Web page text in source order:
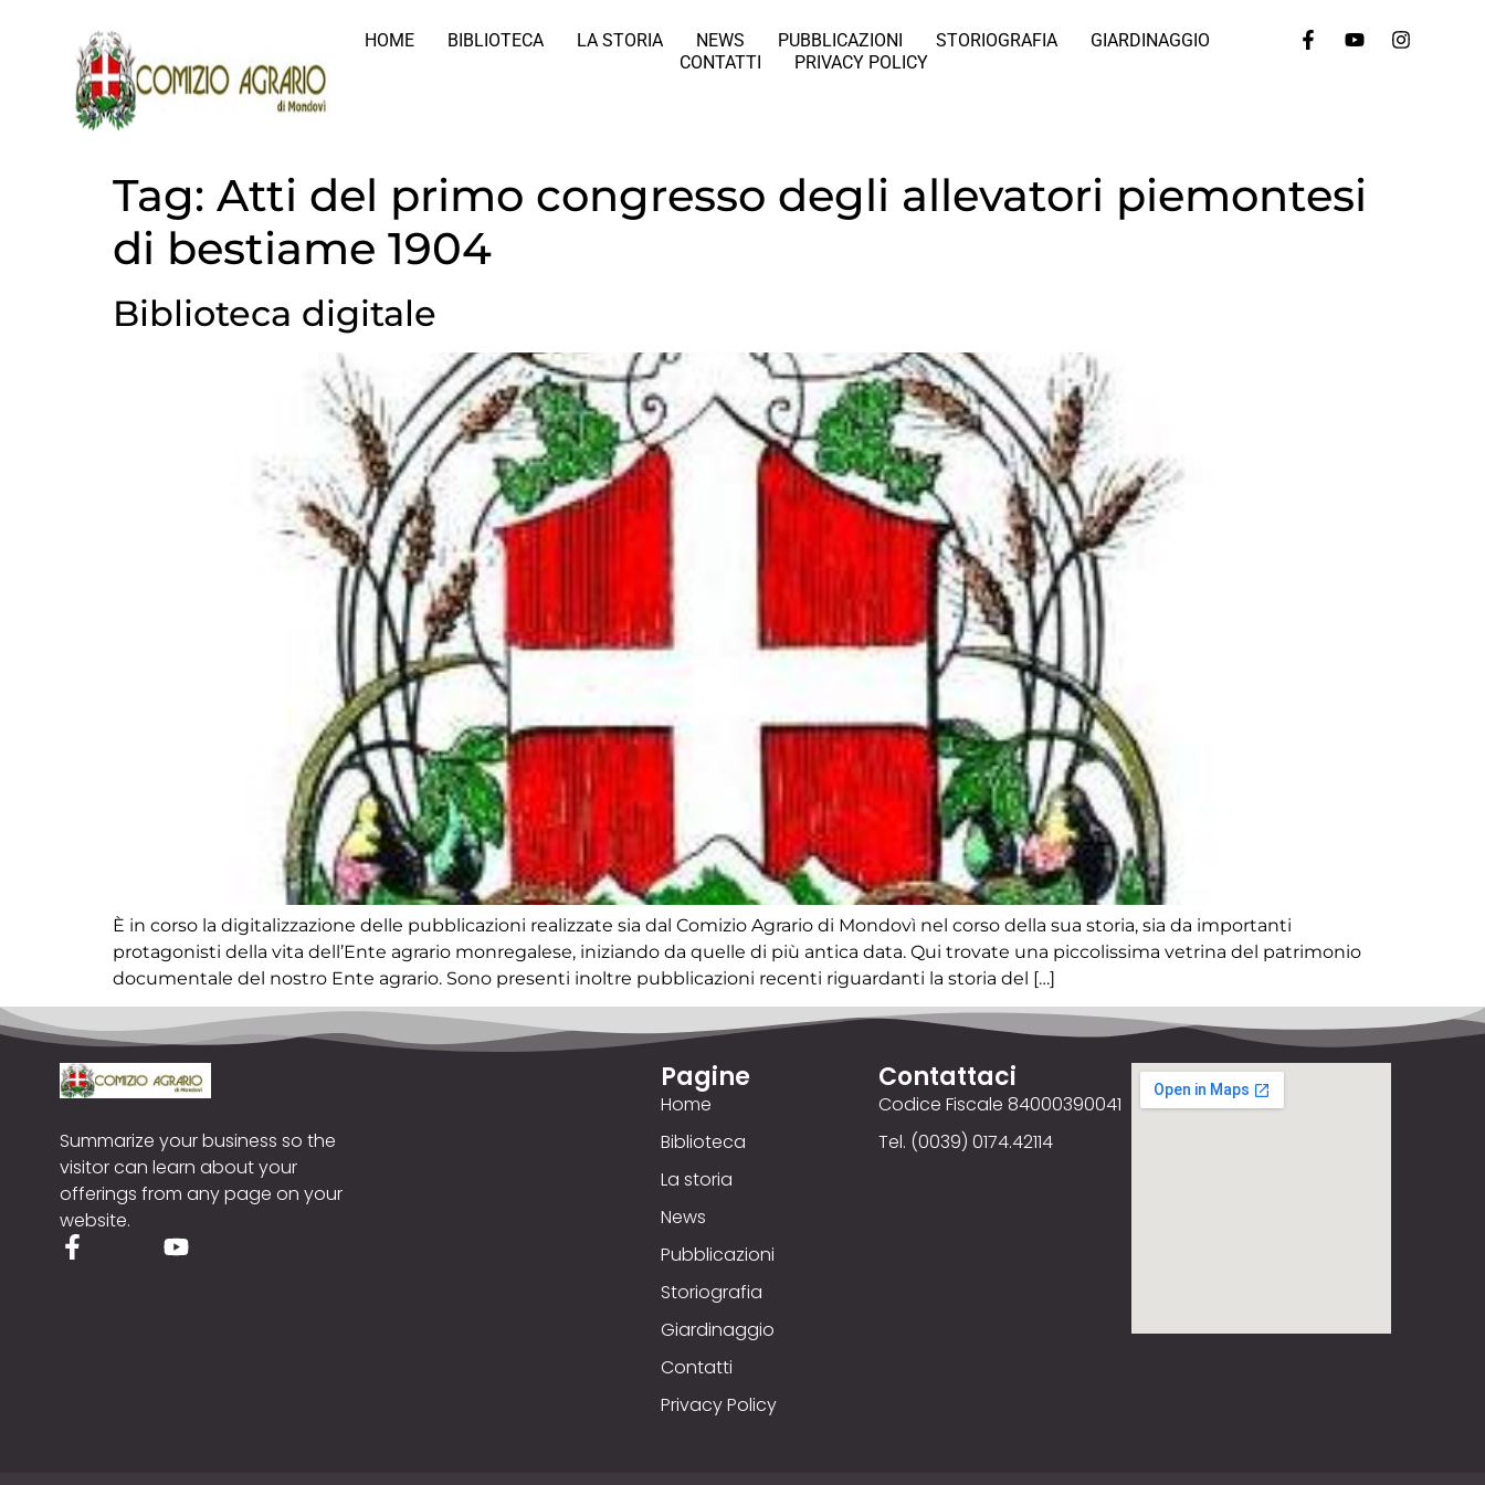
HOME BIBLIOTECA LA STORIA NEWS PUBBLICAZIONI STORIOGRAFIA
GIARDINAGGIO
CONTATTI
PRIVACY POLICY
Tag: Atti del primo congresso degli allevatori piemontesi
di bestiame 1904
Biblioteca digitale
È in corso la digitalizzazione delle pubblicazioni realizzate sia dal Comizio Agrario di Mondovì nel corso della sua storia, sia da importanti
protagonisti della vita dell’Ente agrario monregalese, iniziando da quelle di più antica data. Qui trovate una piccolissima vetrina del patrimonio
documentale del nostro Ente agrario. Sono presenti inoltre pubblicazioni recenti riguardanti la storia del […]
Summarize your business so the
visitor can learn about your
offerings from any page on your
website.
Pagine
Home
Biblioteca
La storia
News
Pubblicazioni
Storiografia
Giardinaggio
Contatti
Privacy Policy
Contattaci
Codice Fiscale 84000390041
Tel. (0039) 0174.42114